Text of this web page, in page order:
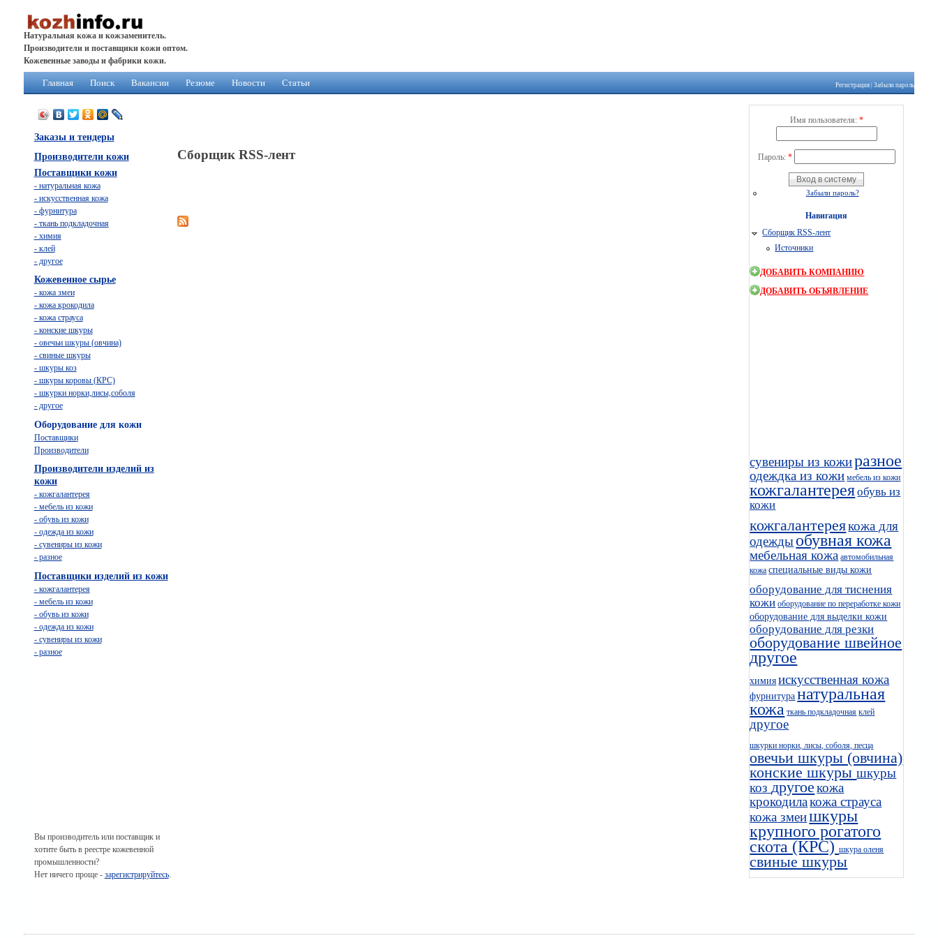
Натуральная кожа и кожзаменитель.
Производители и поставщики кожи оптом.
Кожевенные заводы и фабрики кожи.
Главная Поиск Вакансии Резюме Новости Статьи Регистрация |Забыли пароль
Сборщик RSS-лент
Заказы и тендеры
Производители кожи
Поставщики кожи
- натуральная кожа
- искусственная кожа
- фурнитура
- ткань подкладочная
- химия
- клей
- другое
Кожевенное сырье
- кожа змеи
- кожа крокодила
- кожа страуса
- конские шкуры
- овечьи шкуры (овчина)
- свиные шкуры
- шкуры коз
- шкуры коровы (КРС)
- шкурки норки,лисы,соболя
- другое
Оборудование для кожи
Поставщики
Производители
Производители изделий из
кожи
- кожгалантерея
- мебель из кожи
- обувь из кожи
- одежда из кожи
- сувениры из кожи
- разное
Поставщики изделий из кожи
- кожгалантерея
- мебель из кожи
- обувь из кожи
- одежда из кожи
- сувениры из кожи
- разное
Вы производитель или поставщик и
хотите быть в реестре кожевенной
промышленности?
Нет ничего проще - зарегистрируйтесь.
Имя пользователя: *
Пароль: *
Забыли пароль?
Навигация
Сборщик RSS-лент
Источники
ДОБАВИТЬ КОМПАНИЮ
ДОБАВИТЬ ОБЪЯВЛЕНИЕ
сувениры из кожиразное
одеждка из кожи мебель из кожи
кожгалантереяобувь из
кожи
кожгалантереякожа для
одеждыобувная кожа
мебельная кожа автомобильная
кожа специальные виды кожи
оборудование для тиснения
кожи оборудование по переработке кожи
оборудование для выделки кожи
оборудование для резки
оборудование швейное
другое
химия искусственная кожа
фурнитура натуральная
кожа ткань подкладочная клей
другое
шкурки норки, лисы, соболя, песца
овечьи шкуры (овчина)
конские шкурышкуры
коз другое кожа
крокодилакожа страуса
кожа змеишкуры
крупного рогатого
скота (КРС)шкура оленя
свиные шкуры